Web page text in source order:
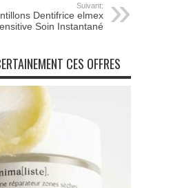
Suivant:
Dentifrice elmex
Soin Instantané
CES OFFRES